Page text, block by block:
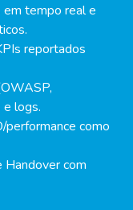
tempo real e
reportados
logs.
como
Handover com